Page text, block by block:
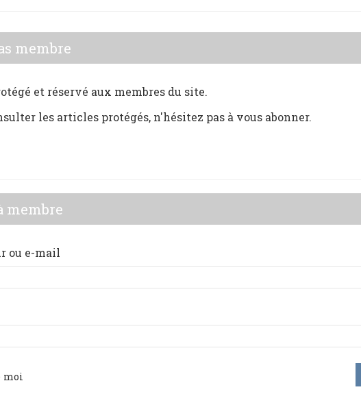
membre
et réservé aux membres du site.
les articles protégés, n'hésitez pas à vous abonner.
membre
ou e-mail
moi